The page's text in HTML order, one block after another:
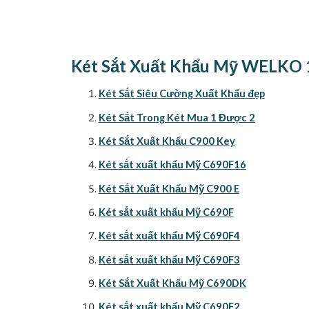
Két Sắt Xuất Khẩu Mỹ WELKO
Két Sắt Siêu Cường Xuất Khẩu đẹp
Két Sắt Trong Két Mua 1 Được 2
Két Sắt Xuất Khẩu C900 Key
Két sắt xuất khẩu Mỹ C690F16
Két Sắt Xuất Khẩu Mỹ C900 E
Két sắt xuất khẩu Mỹ C690F
Két sắt xuất khẩu Mỹ C690F4
Két sắt xuất khẩu Mỹ C690F3
Két Sắt Xuất Khẩu Mỹ C690DK